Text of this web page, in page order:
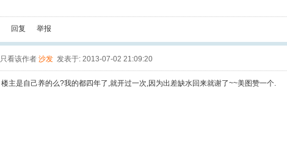
回复 举报
只看该作者 沙发 发表于: 2013-07-02 21:09:20
楼主是自己养的么?我的都四年了,就开过一次,因为出差缺水回来就谢了~~美图赞一个.